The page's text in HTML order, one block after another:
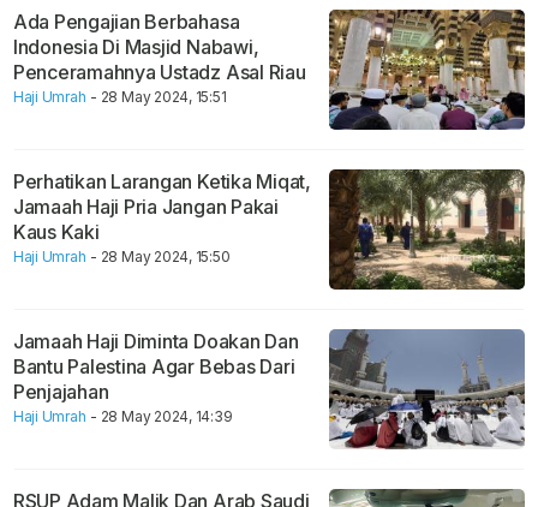
Ada Pengajian Berbahasa
Indonesia Di Masjid Nabawi,
Penceramahnya Ustadz Asal Riau
Haji Umrah - 28 May 2024, 15:51
Perhatikan Larangan Ketika Miqat,
Jamaah Haji Pria Jangan Pakai
Kaus Kaki
Haji Umrah - 28 May 2024, 15:50
Jamaah Haji Diminta Doakan Dan
Bantu Palestina Agar Bebas Dari
Penjajahan
Haji Umrah - 28 May 2024, 14:39
RSUP Adam Malik Dan Arab Saudi